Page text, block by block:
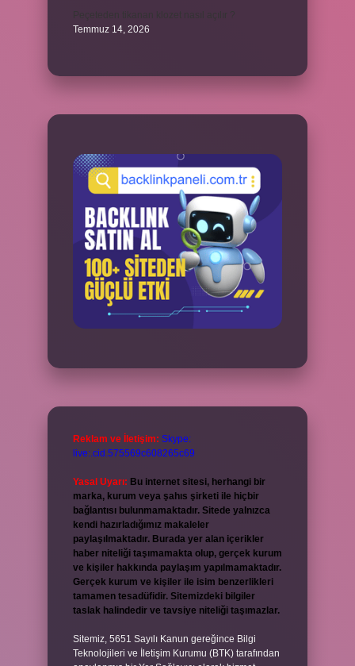
Temmuz 14, 2026
Reklam ve İletişim: Skype:
live:.cid.575569c608265c69
Yasal Uyarı: Bu internet sitesi, herhangi bir
marka, kurum veya şahıs şirketi ile hiçbir
bağlantısı bulunmamaktadır. Sitede yalnızca
kendi hazırladığımız makaleler
paylaşılmaktadır. Burada yer alan içerikler
haber niteliği taşımamakta olup, gerçek kurum
ve kişiler hakkında paylaşım yapılmamaktadır.
Gerçek kurum ve kişiler ile isim benzerlikleri
tamamen tesadüfidir. Sitemizdeki bilgiler
taslak halindedir ve tavsiye niteliği taşımazlar.
Sitemiz, 5651 Sayılı Kanun gereğince Bilgi
Teknolojileri ve İletişim Kurumu (BTK) tarafından